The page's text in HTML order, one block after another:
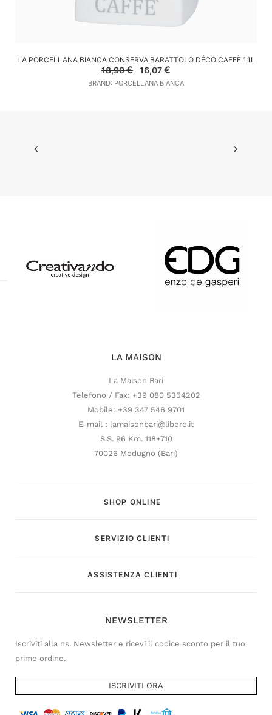
AGGIUNGI AL CARRELLO
LA PORCELLANA BIANCA CONSERVA BARATTOLO DÉCO CAFFÈ 1,1L
18,90€
Il
prezzo
originale
16,07€Il
attuale
BRAND: PORCELLANA BIANCA
LA MAISON
La Maison Bari
Telefono / Fax: +39 080 5354202
Mobile: +39 347 546 9701
E-mail : lamaisonbari@libero.it
S.S. 96 Km. 118+710
70026 Modugno (Bari)
SHOP ONLINE
SERVIZIO CLIENTI
ASSISTENZA CLIENTI
NEWSLETTER
Iscriviti alla ns. Newsletter e ricevi il codice sconto per il tuo
primo ordine.
ISCRIVITI ORA
Customer Service